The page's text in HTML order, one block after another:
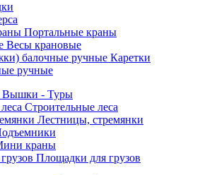
Портальные краны
Весы крановые
Каретки
ручные
Вышки - Туры
Строительные леса
Лестницы, стремянки
краны
Площадки для грузов